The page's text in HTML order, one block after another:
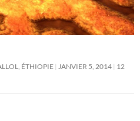
ÉTHIOPIE JANVIER 5, 2014 12